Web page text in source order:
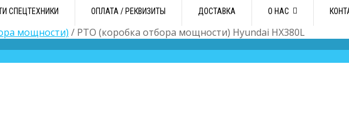
СПЕЦТЕХНИКИ ОПЛАТА / РЕКВИЗИТЫ ДОСТАВКА О НАС
мощности) / PTO (коробка отбора мощности) Hyundai HX380L